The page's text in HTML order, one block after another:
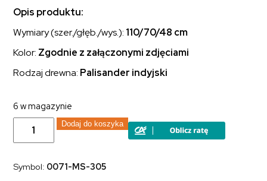
Opis produktu:
Wymiary (szer./głęb./wys.): 110/70/48 cm
Kolor: Zgodnie z załączonymi zdjęciami
Rodzaj drewna: Palisander indyjski
6 w magazynie
ilość
Ława
kolonialna
drewno
Dodaj do koszyka
Symbol: 0071-MS-305